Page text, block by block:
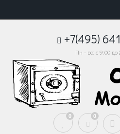
+7(495)
Пн - вс: с 9:00 до
0 0